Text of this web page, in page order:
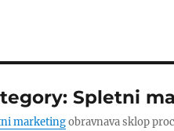
Spletni
marketingobravnava sklop